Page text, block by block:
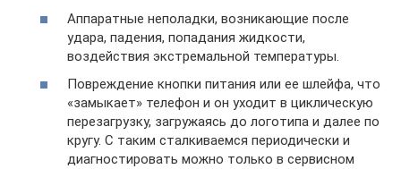
Аппаратные неполадки, возникающие после
удара, падения, попадания жидкости,
воздействия экстремальной температуры.
Повреждение кнопки питания или ее шлейфа, что
«замыкает» телефон и он уходит в циклическую
перезагрузку, загружаясь до логотипа и далее по
кругу. С таким сталкиваемся периодически и
диагностировать можно только в сервисном